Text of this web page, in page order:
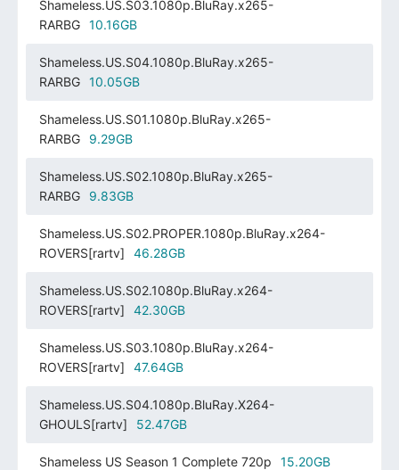
Shameless.US.S03.1080p.BluRay.x265-
RARBG
10.16GB
Shameless.US.S04.1080p.BluRay.x265-
RARBG
10.05GB
Shameless.US.S01.1080p.BluRay.x265-
RARBG
9.29GB
Shameless.US.S02.1080p.BluRay.x265-
RARBG
9.83GB
Shameless.US.S02.PROPER.1080p.BluRay.x264-
ROVERS[rartv]
46.28GB
Shameless.US.S02.1080p.BluRay.x264-
ROVERS[rartv]
42.30GB
Shameless.US.S03.1080p.BluRay.x264-
ROVERS[rartv]
47.64GB
Shameless.US.S04.1080p.BluRay.X264-
GHOULS[rartv]
52.47GB
Shameless US Season 1 Complete 720p 15.20GB